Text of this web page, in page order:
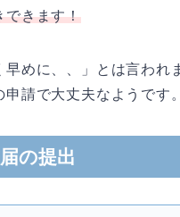
できます！
早めに、、」とは言われ
申請で大丈夫なようです。
の提出